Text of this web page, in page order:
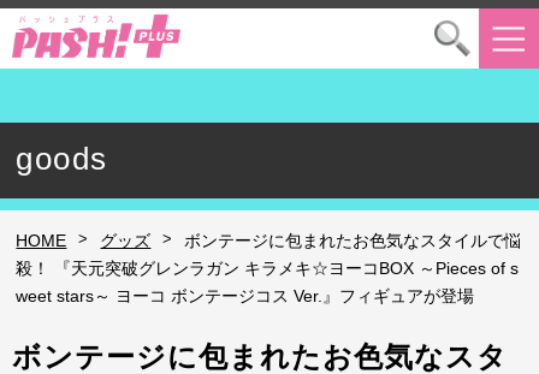
goods
HOME > グッズ >
ボンテージに包まれたお色気なスタイルで悩
殺！ 『天元突破グレンラガン キラメキ☆ヨーコBOX ～Pieces of s
weet stars～ ヨーコ ボンテージコス Ver.』フィギュアが登場
ボンテージに包まれたお色気なスタ